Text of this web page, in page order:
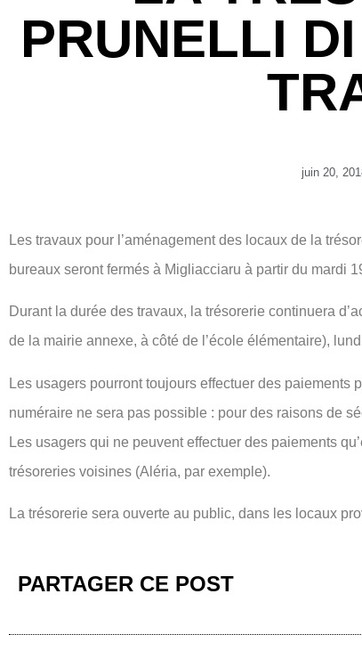
PRUNELLI
juin 20,
Les travaux pour l’aménagement des locaux de la
bureaux seront fermés à Migliacciaru à partir du mardi
Durant la durée des travaux, la trésorerie continuera
de la mairie annexe, à côté de l’école élémentaire),
Les usagers pourront toujours effectuer des
numéraire ne sera pas possible : pour des raisons de
Les usagers qui ne peuvent effectuer des paiements
trésoreries voisines (Aléria, par exemple).
La trésorerie sera ouverte au public, dans les locaux
PARTAGER CE POST